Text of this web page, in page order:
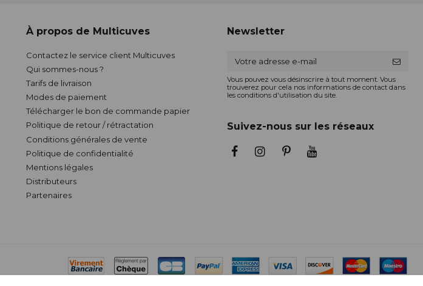
À propos de Multicuves
Contactez le service client Multicuves
Qui sommes-nous ?
Tarifs de livraison
Modes de paiement
Télécharger le bon de commande papier
Politique de retour / rétractation
Conditions générales de vente
Politique de confidentialité
Mentions légales
Distributeurs
Partenaires
Newsletter
Vous pouvez vous désinscrire à tout moment. Vous
trouverez pour cela nos informations de contact dans
les conditions d'utilisation du site.
Suivez-nous sur les réseaux